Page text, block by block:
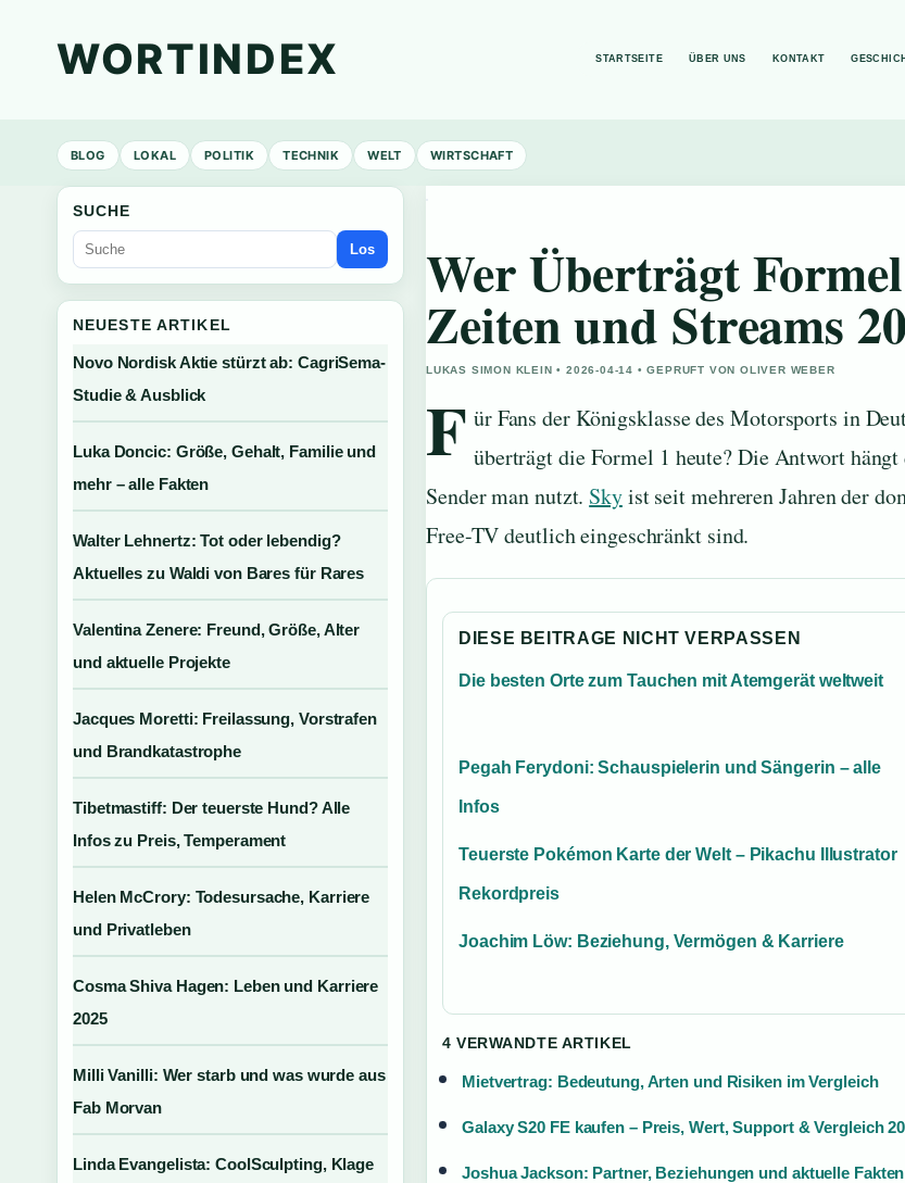
WORTINDEX STARTSEITE ÜBER UNS KONTAKT
BLOG LOKAL POLITIK TECHNIK WELT WIRTSCHAFT
Wer Überträgt
Zeiten und Streams
LUKAS SIMON KLEIN • 2026-04-14 • GEPRUFT VON OLIVER WEBER
F ür Fans der Königsklasse des Motorsports in
überträgt die Formel 1 heute? Die Antwort hängt
Sender man nutzt. Skyist seit mehreren Jahren der
Free-TV deutlich eingeschränkt sind.
DIESE BEITRAGE NICHT VERPASSEN
Die besten Orte zum Tauchen mit Atemgerät weltweit
Pegah Ferydoni: Schauspielerin und Sängerin – alle
Infos
Teuerste Pokémon Karte der Welt – Pikachu Illustrator
Rekordpreis
Joachim Löw: Beziehung, Vermögen & Karriere
4 VERWANDTE ARTIKEL
Mietvertrag: Bedeutung, Arten und Risiken im Vergleich
Galaxy S20 FE kaufen – Preis, Wert, Support & Vergleich
Joshua Jackson: Partner, Beziehungen und aktuelle Fakten
SUCHE
Los
NEUESTE ARTIKEL
Novo Nordisk Aktie stürzt ab: CagriSema-
Studie & Ausblick
Luka Doncic: Größe, Gehalt, Familie und
mehr – alle Fakten
Walter Lehnertz: Tot oder lebendig?
Aktuelles zu Waldi von Bares für Rares
Valentina Zenere: Freund, Größe, Alter
und aktuelle Projekte
Jacques Moretti: Freilassung, Vorstrafen
und Brandkatastrophe
Tibetmastiff: Der teuerste Hund? Alle
Infos zu Preis, Temperament
Helen McCrory: Todesursache, Karriere
und Privatleben
Cosma Shiva Hagen: Leben und Karriere
2025
Milli Vanilli: Wer starb und was wurde aus
Fab Morvan
Linda Evangelista: CoolSculpting, Klage